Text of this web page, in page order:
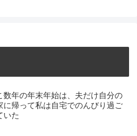
数年の年末年始は、夫だけ自分の
に帰って私は自宅でのんびり過ご
いた